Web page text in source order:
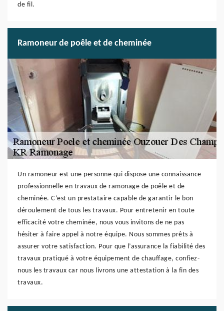
de fil.
Ramoneur de poêle et de cheminée
Un ramoneur est une personne qui dispose une connaissance
professionnelle en travaux de ramonage de poêle et de
cheminée. C’est un prestataire capable de garantir le bon
déroulement de tous les travaux. Pour entretenir en toute
efficacité votre cheminée, nous vous invitons de ne pas
hésiter à faire appel à notre équipe. Nous sommes prêts à
assurer votre satisfaction. Pour que l’assurance la fiabilité des
travaux pratiqué à votre équipement de chauffage, confiez-
nous les travaux car nous livrons une attestation à la fin des
travaux.